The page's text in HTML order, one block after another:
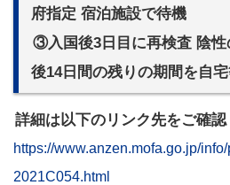
府指定 宿泊施設で待機
③入国後3日目に再検査 陰性
後14日間の残りの期間を自
詳細は以下のリンク先をご確認
https://www.anzen.mofa.go.jp/
2021C054.html